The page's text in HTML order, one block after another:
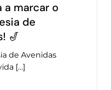
a marcar o
de
🎷
de Avenidas
[…]